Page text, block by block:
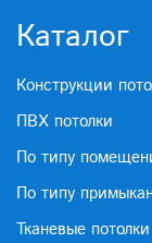
Каталог
Конструкции
ПВХ потолки
По типу
По типу
Тканевые потолки